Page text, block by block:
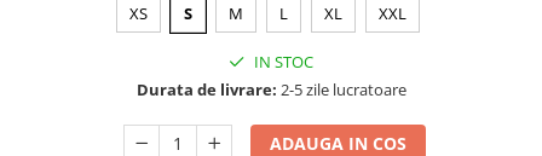
XS S M L XL XXL
IN STOC
Durata de livrare: 2-5 zile lucratoare
ADAUGA IN COS